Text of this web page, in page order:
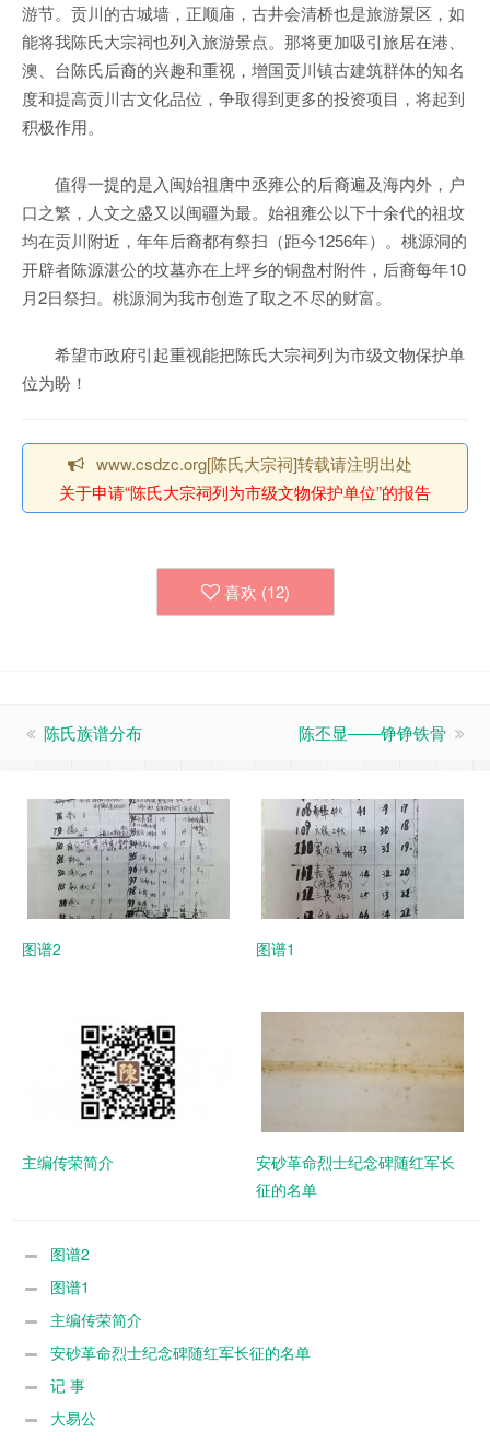
游节。贡川的古城墙，正顺庙，古井会清桥也是旅游景区，如
能将我陈氏大宗祠也列入旅游景点。那将更加吸引旅居在港、
澳、台陈氏后裔的兴趣和重视，增国贡川镇古建筑群体的知名
度和提高贡川古文化品位，争取得到更多的投资项目，将起到
积极作用。
值得一提的是入闽始祖唐中丞雍公的后裔遍及海内外，户
口之繁，人文之盛又以闽疆为最。始祖雍公以下十余代的祖坟
均在贡川附近，年年后裔都有祭扫（距今1256年）。桃源洞的
开辟者陈源湛公的坟墓亦在上坪乡的铜盘村附件，后裔每年10
月2日祭扫。桃源洞为我市创造了取之不尽的财富。
希望市政府引起重视能把陈氏大宗祠列为市级文物保护单
位为盼！
www.csdzc.org[陈氏大宗祠]转载请注明出处
关于申请“陈氏大宗祠列为市级文物保护单位”的报告
喜欢 (12)
陈氏族谱分布 陈丕显——铮铮铁骨
图谱2 图谱1
主编传荣简介
安砂革命烈士纪念碑随红军长
征的名单
图谱2
图谱1
主编传荣简介
安砂革命烈士纪念碑随红军长征的名单
记 事
大易公